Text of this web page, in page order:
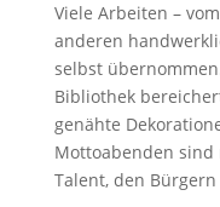
Viele Arbeiten –
anderen
selbst
Bibliothek
genähte
Mottoabenden
Talent, den